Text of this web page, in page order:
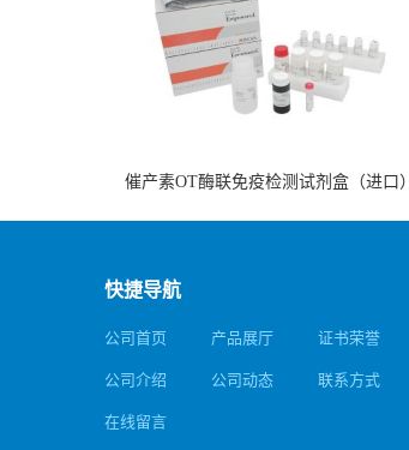
催产素OT酶联免疫检测试剂盒（进口）
快捷导航
公司首页 产品展厅 证书荣誉
公司介绍 公司动态 联系方式
在线留言